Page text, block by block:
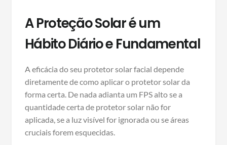
A Proteção Solar é um
Hábito Diário e Fundamental
A eficácia do seu protetor solar facial depende
diretamente de como aplicar o protetor solar da
forma certa. De nada adianta um FPS alto se a
quantidade certa de protetor solar não for
aplicada, se a luz visível for ignorada ou se áreas
cruciais forem esquecidas.